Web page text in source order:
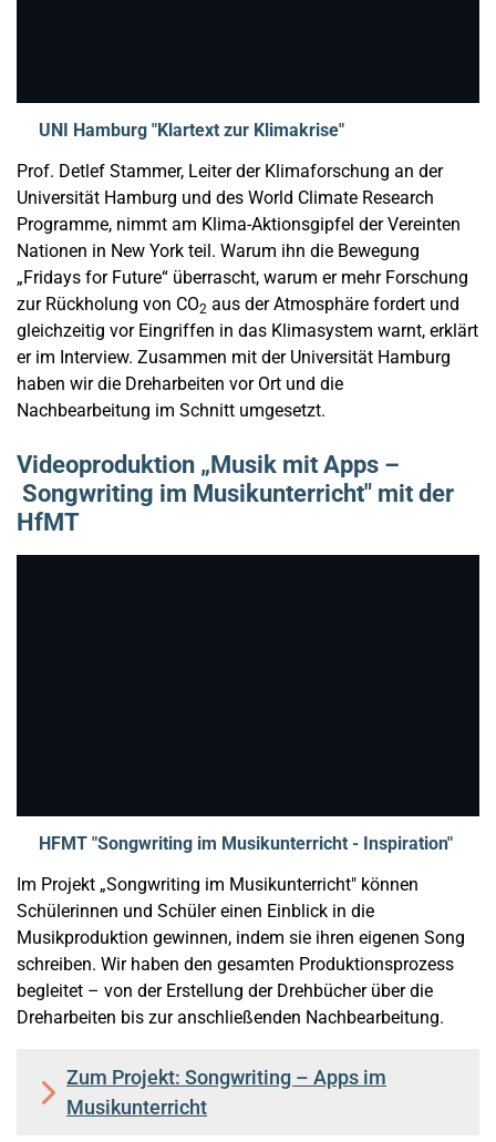
UNI Hamburg "Klartext zur Klimakrise"
Prof. Detlef Stammer, Leiter der Klimaforschung an der
Universität Hamburg und des World Climate Research
Programme, nimmt am Klima-Aktionsgipfel der Vereinten
Nationen in New York teil. Warum ihn die Bewegung
„Fridays for Future“ überrascht, warum er mehr Forschung
zur Rückholung von CO2 aus der Atmosphäre fordert und
gleichzeitig vor Eingriffen in das Klimasystem warnt, erklärt
er im Interview. Zusammen mit der Universität Hamburg
haben wir die Dreharbeiten vor Ort und die
Nachbearbeitung im Schnitt umgesetzt.
Videoproduktion „Musik mit Apps –
Songwriting im Musikunterricht" mit der
HfMT
HFMT "Songwriting im Musikunterricht - Inspiration"
Im Projekt „Songwriting im Musikunterricht" können
Schülerinnen und Schüler einen Einblick in die
Musikproduktion gewinnen, indem sie ihren eigenen Song
schreiben. Wir haben den gesamten Produktionsprozess
begleitet – von der Erstellung der Drehbücher über die
Dreharbeiten bis zur anschließenden Nachbearbeitung.
Zum Projekt: Songwriting – Apps im
Musikunterricht